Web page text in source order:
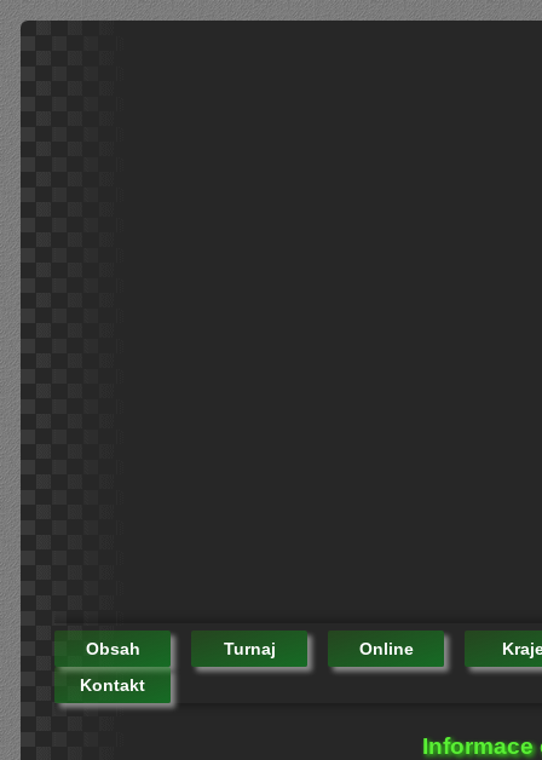
Obsah Turnaj Online
Kontakt
Informace